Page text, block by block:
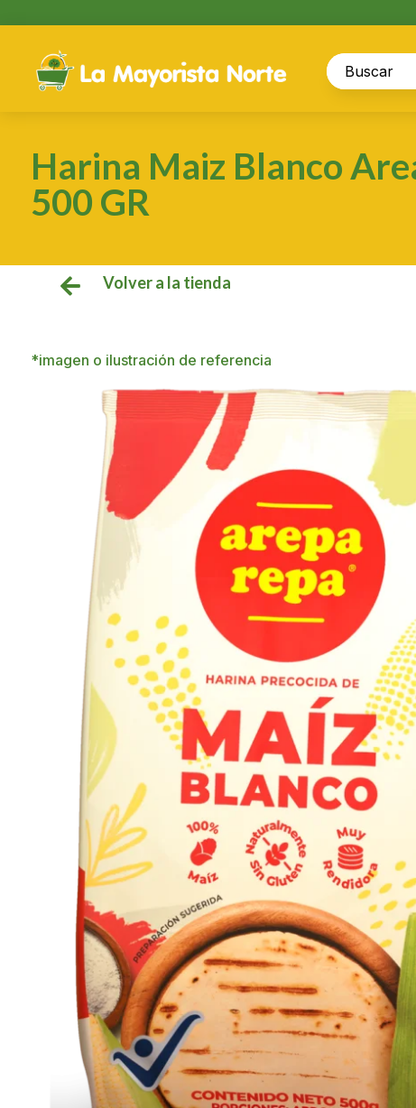
Harina Maiz Blanco
500 GR
 Volver a la tienda
*imagen o ilustración de referencia